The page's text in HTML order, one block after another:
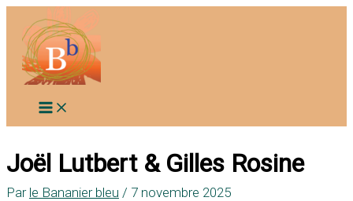
contenu
Joël Lutbert & Gilles Rosine
Par le Bananier bleu / 7 novembre 2025